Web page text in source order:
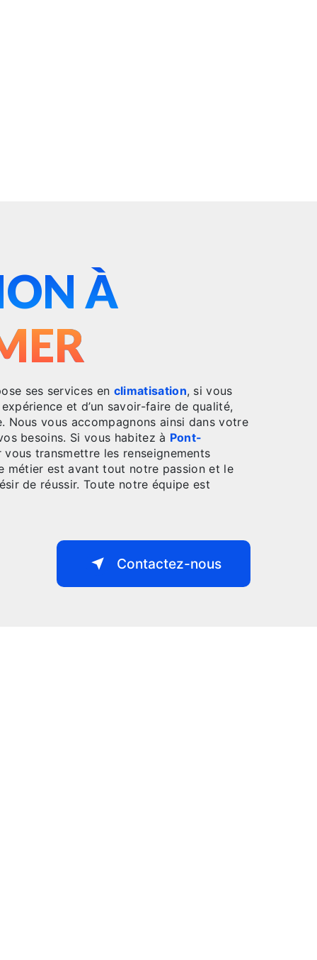
À
ses services en climatisation, si vous
et d’un savoir-faire de qualité,
vous accompagnons ainsi dans votre
besoins. Si vous habitez à Pont-
transmettre les renseignements
métier est avant tout notre passion et le
de réussir. Toute notre équipe est
Contactez-nous